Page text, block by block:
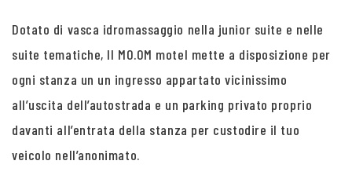
Dotato di vasca idromassaggio nella junior suite e nelle
suite tematiche, Il MO.OM motel mette a disposizione per
ogni stanza un un ingresso appartato vicinissimo
all’uscita dell’autostrada e un parking privato proprio
davanti all’entrata della stanza per custodire il tuo
veicolo nell’anonimato.